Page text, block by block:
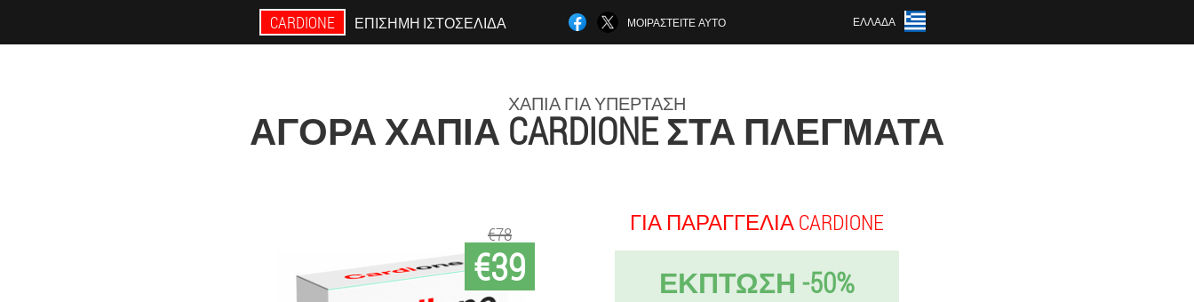
CARDIONE ΕΠΊΣΗΜΗ ΙΣΤΟΣΕΛΊΔΑ ΜΟΙΡΑΣΤΕΊΤΕ ΑΥΤΌ ΕΛΛΆΔΑ
ΧΆΠΙΑ ΓΙΑ ΥΠΈΡΤΑΣΗ
ΑΓΟΡΆ ΧΆΠΙΑ CARDIONE ΣΤΑ ΠΛΈΓΜΑΤΑ
€39
€78 ΓΙΑ ΠΑΡΑΓΓΕΛΊΑ CARDIONE
ΕΚΠΤΩΣΗ -50%